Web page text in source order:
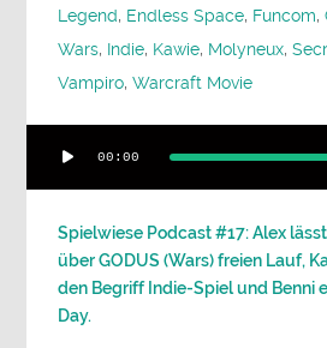
Legend, Endless Space, Funcom,
Wars, Indie, Kawie, Molyneux,
Vampiro,Warcraft Movie
Player
00:00
Spielwiese Podcast #17: Alex
über GODUS (Wars) freien Lauf,
den Begriff Indie-Spiel und Benni
Day.